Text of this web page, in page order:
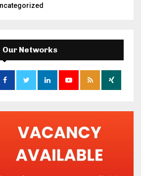
Our Networks